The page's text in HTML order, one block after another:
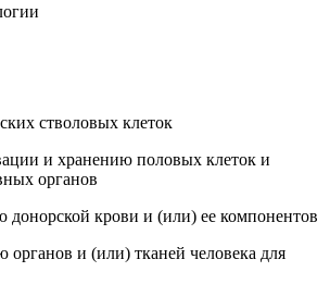
стволовых клеток
и хранению половых клеток и
органов
донорской крови и (или) ее компонентов
и (или) тканей человека для